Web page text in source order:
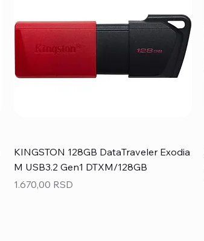
KINGSTON 128GB DataTraveler Exodia
M USB3.2 Gen1 DTXM/128GB
Price
1.670,00 RSD